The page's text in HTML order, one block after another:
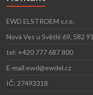
EWD ELSTROEM s.r.o.
Nová Ves u Světlé 69, 582
tel: +420 777 687 800
E-mail:ewd@ewdel.cz
IČ: 27493318